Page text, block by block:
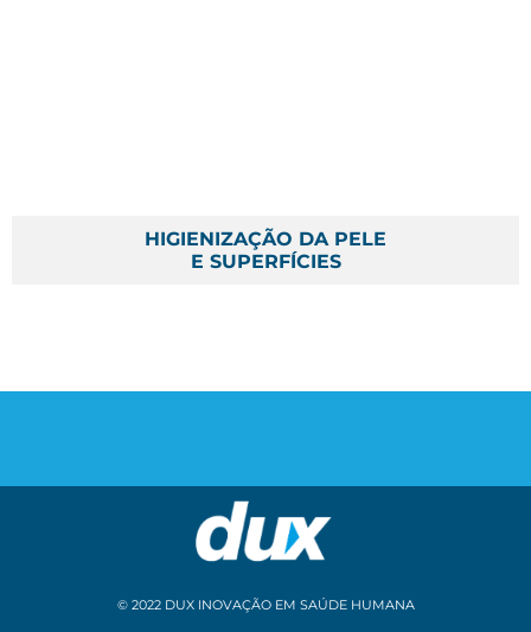
HIGIENIZAÇÃO DA PELE
E SUPERFÍCIES
© 2022 DUX INOVAÇÃO EM SAÚDE HUMANA